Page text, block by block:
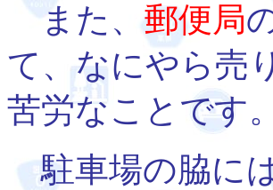
また、郵便局
て、なにやら売
苦労なことです。
駐車場の脇に